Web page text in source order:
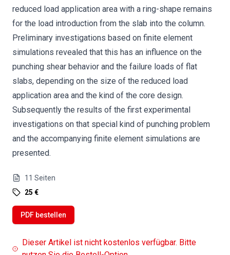
reduced load application area with a ring-shape remains
for the load introduction from the slab into the column.
Preliminary investigations based on finite element
simulations revealed that this has an influence on the
punching shear behavior and the failure loads of flat
slabs, depending on the size of the reduced load
application area and the kind of the core design.
Subsequently the results of the first experimental
investigations on that special kind of punching problem
and the accompanying finite element simulations are
presented.
11 Seiten
25 €
PDF bestellen
Dieser Artikel ist nicht kostenlos verfügbar. Bitte